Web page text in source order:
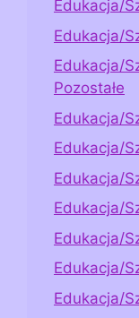
Edukacja/
Edukacja/
Edukacja/
Pozostałe
Edukacja/
Edukacja/
Edukacja/
Edukacja/
Edukacja/
Edukacja/
Edukacja/